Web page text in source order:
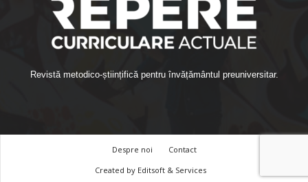
Revistă metodico-științifică pentru învățământul preuniversitar.
Despre noi
Contact
Created by Editsoft & Services